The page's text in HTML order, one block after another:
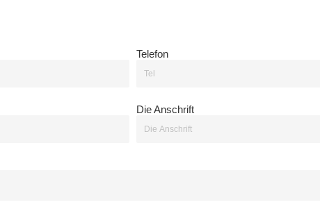
Telefon
Die Anschrift